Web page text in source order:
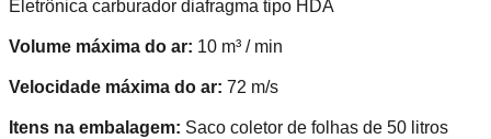
Eletrônica carburador diafragma tipo HDA
Volume máxima do ar: 10 m³ / min
Velocidade máxima do ar: 72 m/s
Itens na embalagem: Saco coletor de folhas de 50 litros